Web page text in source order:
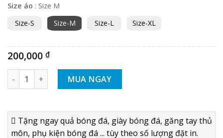
Size áo : Size M
Size-S
Size-M Size-L Size-XL
200,000 ₫
BỘ QUẦN ÁO BÓNG ĐÁ JUVENTUS 2020 2021 SÂN NHÀ -
MUA NGAY
Tặng ngay quả bóng đá, giày bóng đá, găng tay thủ
môn, phụ kiện bóng đá ... tùy theo số lượng đặt in.